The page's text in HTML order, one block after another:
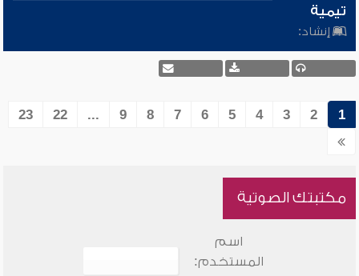
تيمية
إنشاد:
1
2
3
4
5
6
7
8
9
...
22
23
مكتبتك الصوتية
اسم
المستخدم: